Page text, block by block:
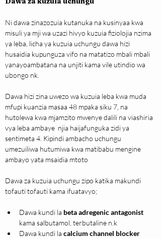
Ni dawa zinazozuia kutanuka na kusinyaa kwa
misuli ya mji wa uzazi hivyo kuzuia fiziolojia nzima
ya leba, licha ya kuzuia uchungu dawa hizi
husaidia kupunguza vifo na matatizo mbali mbali
yanayoambatana na unjiti kama vile utindio wa
ubongo nk.
Dawa hizi zina uwezo wa kuzuia leba kwa muda
mfupi kuanzia masaa 48 mpaka siku 7, na
hutolewa kwa mjamzito mwenye dalili na viashiria
vya leba ambaye  njia haijafunguka zidi ya
sentimeta 4. Kipindi ambacho uchungu
umezuiliwa hutumiwa kwa matibabu mengine
ambayo yata msaidia mtoto
Dawa za kuzuia uchungu zipo katika makundi
tofauti tofauti kama ifuatavyo;
Dawa kundi la beta adregenic antagonist
kama salbutamol, terbutaline n.k
Dawa kundi la calcium channel blocker